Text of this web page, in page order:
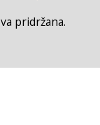
pridržana.